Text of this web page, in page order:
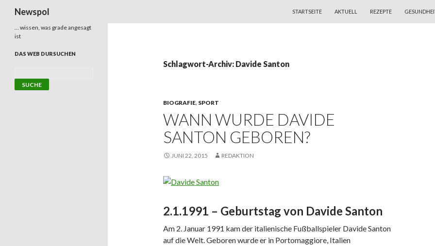
Newspol
STARTSEITE
AKTUELL REZEPTE
Schlagwort-Archiv: Davide Santon
BIOGRAFIE, SPORT
WANN WURDE DAVIDE
SANTON GEBOREN?
JUNI 22, 2015 REDAKTION
2.1.1991 – Geburtstag von Davide Santon
Am 2. Januar 1991 kam der italienische Fußballspieler Davide Santon
auf die Welt. Geboren wurde er in Portomaggiore, Italien
… wissen, was grade angesagt
ist
DAS WEB DURSUCHEN